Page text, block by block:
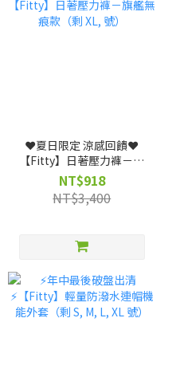
❤️夏日限定 涼感回饋❤️
【Fitty】日著壓力褲－旗
艦無痕款（剩 XL, 號）
NT$918
NT$3,400